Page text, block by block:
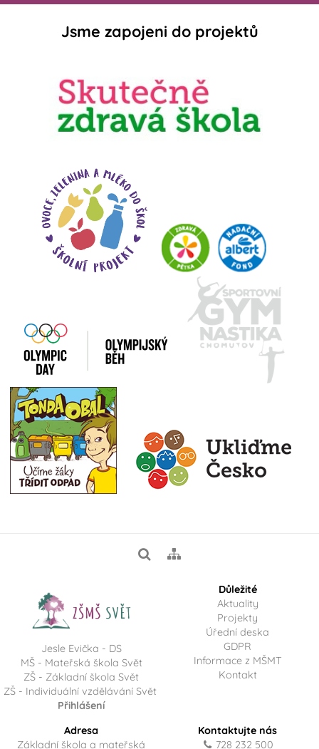
Jsme zapojeni do projektů
Jesle Evička - DS
MŠ - Mateřská škola Svět
ZŠ - Základní škola Svět
ZŠ - Individuální vzdělávání Svět
Přihlášení
Důležité
Aktuality
Projekty
Úřední deska
GDPR
Informace z MŠMT
Kontakt
Adresa
Základní škola a mateřská
Kontaktujte nás
728 232 500